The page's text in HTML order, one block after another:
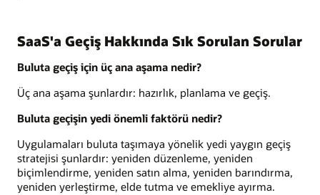
SaaS'a Geçiş Hakkında Sık Sorulan Sorular
Buluta geçiş için üç ana aşama nedir?
Üç ana aşama şunlardır: hazırlık, planlama ve geçiş.
Buluta geçişin yedi önemli faktörü nedir?
Uygulamaları buluta taşımaya yönelik yedi yaygın geçiş
stratejisi şunlardır: yeniden düzenleme, yeniden
biçimlendirme, yeniden satın alma, yeniden barındırma,
yeniden yerleştirme, elde tutma ve emekliye ayırma.